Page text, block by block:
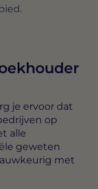
je ervoor dat
op
alle
geweten
met